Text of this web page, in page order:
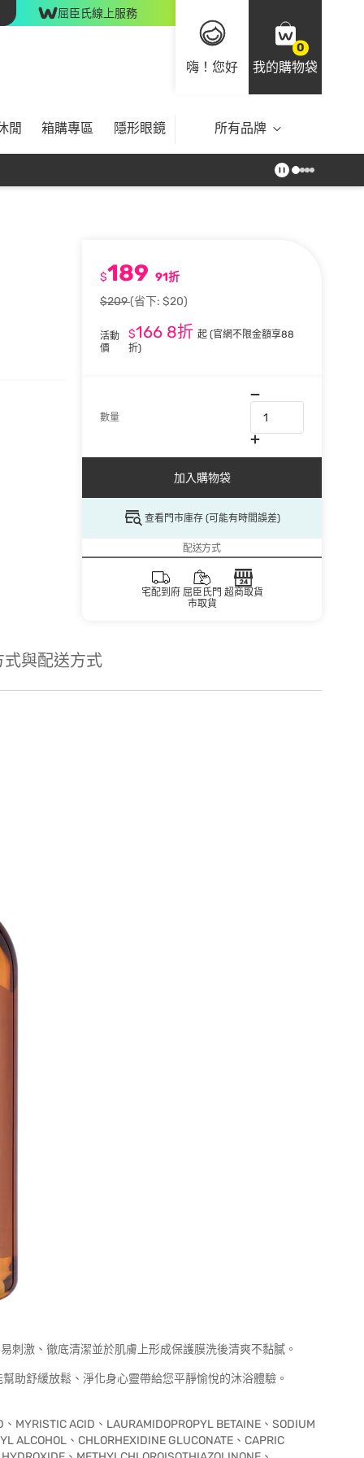
屈臣氏線上服務
嗨！您好
0
我的購物袋
閒 箱購專區 隱形眼鏡 所有品牌
$189 91折
$209(省下: $20)
活動
價
$166 8折起(官網不限金額享88
折)
數量
加入購物袋
查看門市庫存 (可能有時間誤差)
配送方式
宅配到府 屈臣氏門
市取貨
超商取貨
式與配送方式
激、徹底清潔並於肌膚上形成保護膜洗後清爽不黏膩。
助舒緩放鬆、淨化身心靈帶給您平靜愉悅的沐浴體驗。
MYRISTIC ACID、LAURAMIDOPROPYL BETAINE、SODIUM
ALCOHOL、CHLORHEXIDINE GLUCONATE、CAPRIC